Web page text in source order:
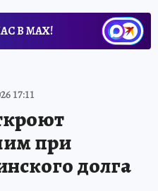
В МАХ!
17:11
при
долга